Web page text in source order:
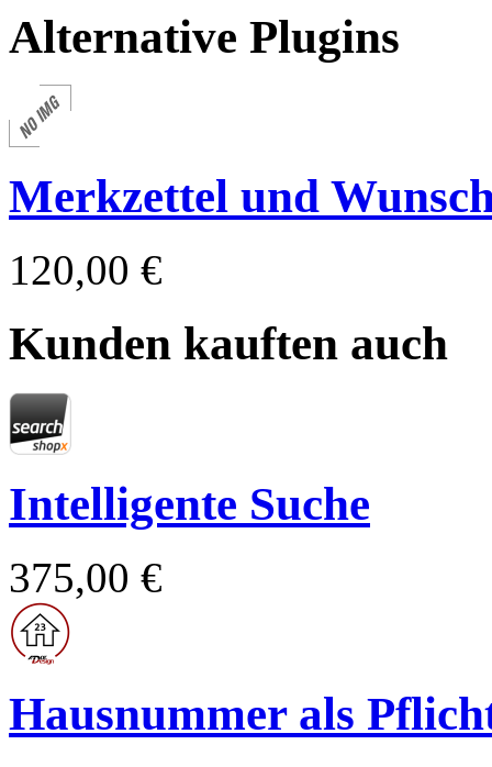
Alternative Plugins
Merkzettel und
120,00 €
Kunden kauften auch
Intelligente Suche
375,00 €
Hausnummer als